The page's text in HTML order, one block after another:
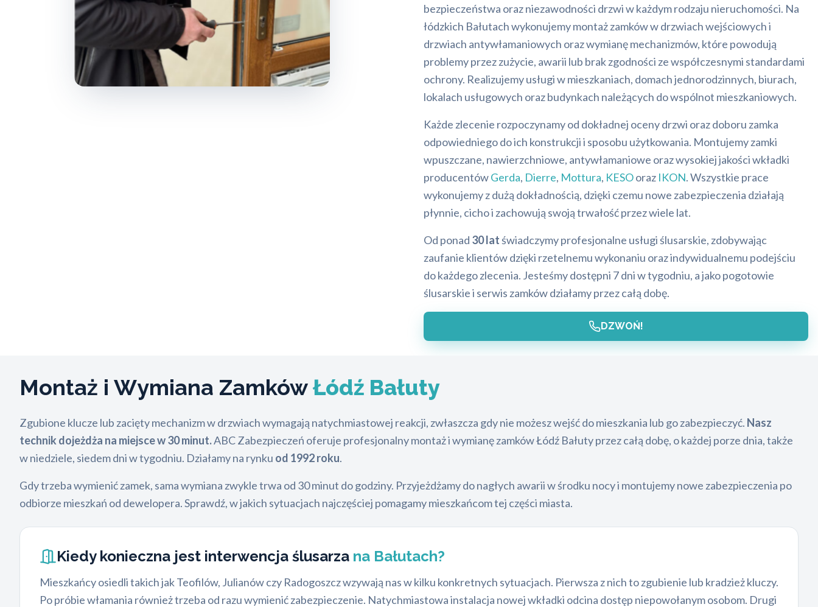
bezpieczeństwa oraz niezawodności drzwi w każdym rodzaju nieruchomości. Na
łódzkich Bałutach wykonujemy montaż zamków w drzwiach wejściowych i
drzwiach antywłamaniowych oraz wymianę mechanizmów, które powodują
problemy przez zużycie, awarii lub brak zgodności ze współczesnymi standardami
ochrony. Realizujemy usługi w mieszkaniach, domach jednorodzinnych, biurach,
lokalach usługowych oraz budynkach należących do wspólnot mieszkaniowych.
Każde zlecenie rozpoczynamy od dokładnej oceny drzwi oraz doboru zamka
odpowiedniego do ich konstrukcji i sposobu użytkowania. Montujemy zamki
wpuszczane, nawierzchniowe, antywłamaniowe oraz wysokiej jakości wkładki
producentówGerda, Dierre, Mottura, KESOoraz IKON. Wszystkie prace
wykonujemy z dużą dokładnością, dzięki czemu nowe zabezpieczenia działają
płynnie, cicho i zachowują swoją trwałość przez wiele lat.
Od ponad 30 latświadczymy profesjonalne usługi ślusarskie, zdobywając
zaufanie klientów dzięki rzetelnemu wykonaniu oraz indywidualnemu podejściu
do każdego zlecenia. Jesteśmy dostępni 7 dni w tygodniu, a jako pogotowie
ślusarskie i serwis zamków działamy przez całą dobę.
DZWOŃ!
Montaż i Wymiana ZamkówŁódź Bałuty
Zgubione klucze lub zacięty mechanizm w drzwiach wymagają natychmiastowej reakcji, zwłaszcza gdy nie możesz wejść do mieszkania lub go zabezpieczyć. Nasz
technik dojeżdża na miejsce w 30 minut.ABC Zabezpieczeń oferuje profesjonalny montaż i wymianę zamków Łódź Bałuty przez całą dobę, o każdej porze dnia, także
w niedziele, siedem dni w tygodniu. Działamy na rynku od 1992 roku.
Gdy trzeba wymienić zamek, sama wymiana zwykle trwa od 30 minut do godziny. Przyjeżdżamy do nagłych awarii w środku nocy i montujemy nowe zabezpieczenia po
odbiorze mieszkań od dewelopera. Sprawdź, w jakich sytuacjach najczęściej pomagamy mieszkańcom tej części miasta.
Kiedy konieczna jest interwencja ślusarza na Bałutach?
Mieszkańcy osiedli takich jak Teofilów, Julianów czy Radogoszcz wzywają nas w kilku konkretnych sytuacjach. Pierwsza z nich to zgubienie lub kradzież kluczy.
Po próbie włamania również trzeba od razu wymienić zabezpieczenie. Natychmiastowa instalacja nowej wkładki odcina dostęp niepowołanym osobom. Drugi